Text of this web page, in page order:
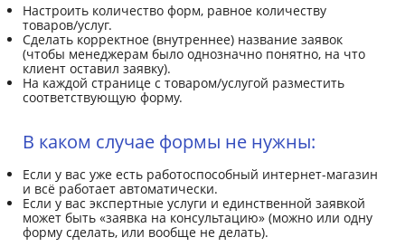
Настроить количество форм, равное количеству
товаров/услуг.
Сделать корректное (внутреннее) название заявок
(чтобы менеджерам было однозначно понятно, на что
клиент оставил заявку).
На каждой странице с товаром/услугой разместить
соответствующую форму.
В каком случае формы не нужны:
Если у вас уже есть работоспособный интернет-магазин
и всё работает автоматически.
Если у вас экспертные услуги и единственной заявкой
может быть «заявка на консультацию» (можно или одну
форму сделать, или вообще не делать).